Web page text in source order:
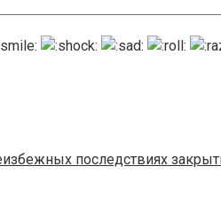
последствиях